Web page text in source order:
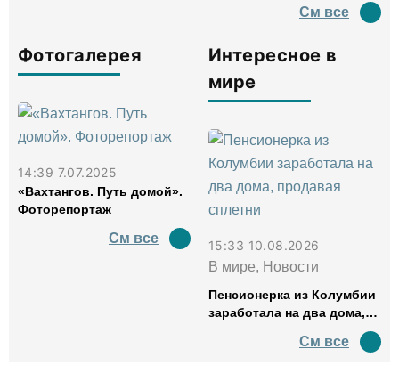
См все
Фотогалерея
14:39 7.07.2025
«Вахтангов. Путь домой».
Фоторепортаж
См все
Интересное в
мире
15:33 10.08.2026
В мире, Новости
Пенсионерка из Колумбии
заработала на два дома,
См все